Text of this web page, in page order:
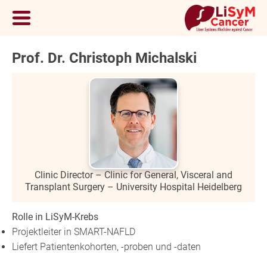
Prof. Dr. Christoph Michalski
Clinic Director – Clinic for General, Visceral and
Transplant Surgery – University Hospital Heidelberg
Rolle in LiSyM-Krebs
Projektleiter in SMART-NAFLD
Liefert Patientenkohorten, -proben und -daten